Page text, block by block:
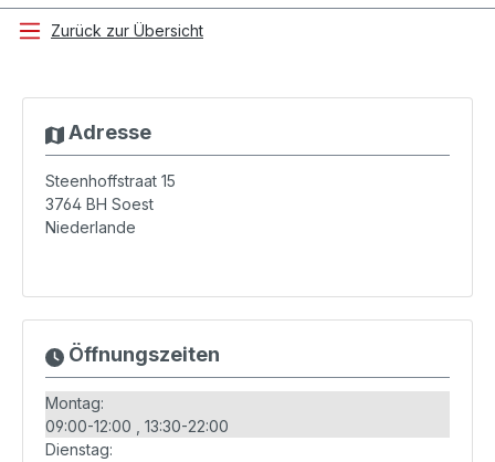
Zurück zur Übersicht
Adresse
Steenhoffstraat 15
3764 BH Soest
Niederlande
Öffnungszeiten
Montag:
09:00-12:00
13:30-22:00
Dienstag: